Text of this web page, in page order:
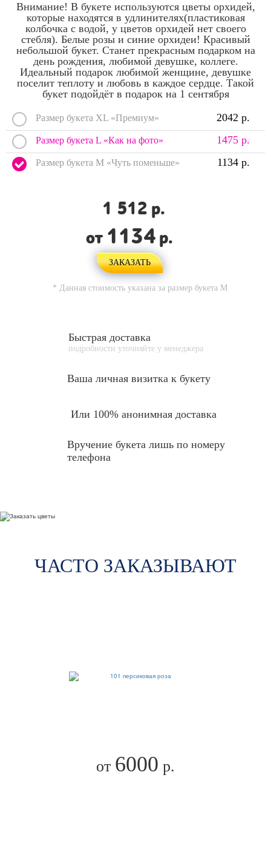
Внимание! В букете используются цветы орхидей,
которые находятся в удлинителях(пластиковая
колбочка с водой, у цветов орхидей нет своего
стебля). Белые розы и синие орхидеи! Красивый
небольшой букет. Станет прекрасным подарком на
день рождения, любимой девушке, коллеге.
Идеальный подарок любимой женщине, девушке
поселит теплоту и любовь в каждое сердце. Такой
букет подойдёт в подарок на 1 сентября
Размер букета XL «Премиум» 2042 р.
Размер букета L «Как на фото» 1475 р.
Размер букета M «Чуть поменьше» 1134 р.
1 512 р.
от 1134 р.
ЗАКАЗАТЬ
* Данная стоимость указана за размер букета M
Быстрая доставка
подробности уточняйте у менеджера
Ваша личная визитка к букету
Или 100% анонимная доставка
Вручение букета лишь по номеру
телефона
ЧАСТО ЗАКАЗЫВАЮТ
от 6000 р.